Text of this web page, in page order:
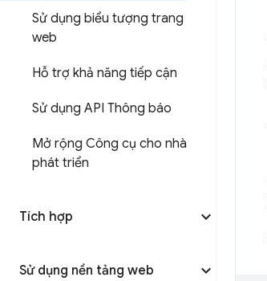
Sử dụng biểu tượng trang
web
Hỗ trợ khả năng tiếp cận
Sử dụng API Thông báo
Mở rộng Công cụ cho nhà
phát triển
Tích hợp
Sử dụng nền tảng web